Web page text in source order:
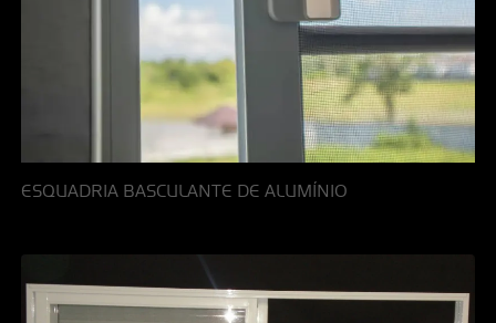
ESQUADRIA BASCULANTE DE ALUMÍNIO